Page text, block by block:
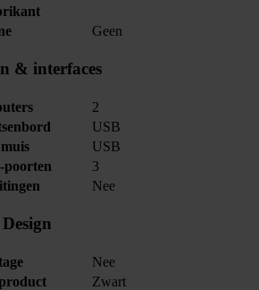
Geen
& interfaces
2
USB
USB
poorten
3
Nee
Design
Nee
Zwart